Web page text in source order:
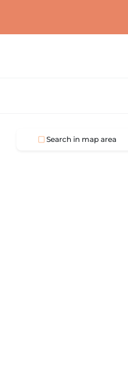
Search in map area